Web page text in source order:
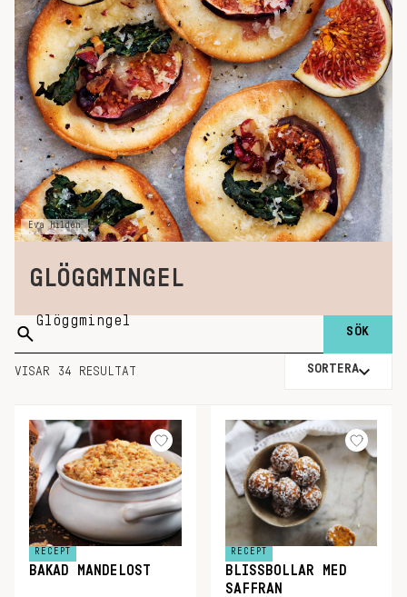
Eva Hildén
GLÖGGMINGEL
Sök
på:
VISAR 34 RESULTAT SORTERA
RECEPT
BAKAD MANDELOST
RECEPT
BLISSBOLLAR MED
SAFFRAN